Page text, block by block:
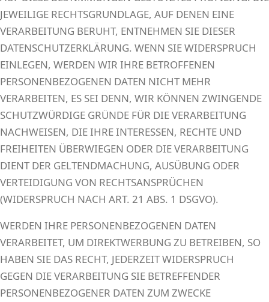
JEWEILIGE RECHTSGRUNDLAGE, AUF DENEN EINE
VERARBEITUNG BERUHT, ENTNEHMEN SIE DIESER
DATENSCHUTZERKLÄRUNG. WENN SIE WIDERSPRUCH
EINLEGEN, WERDEN WIR IHRE BETROFFENEN
PERSONENBEZOGENEN DATEN NICHT MEHR
VERARBEITEN, ES SEI DENN, WIR KÖNNEN ZWINGENDE
SCHUTZWÜRDIGE GRÜNDE FÜR DIE VERARBEITUNG
NACHWEISEN, DIE IHRE INTERESSEN, RECHTE UND
FREIHEITEN ÜBERWIEGEN ODER DIE VERARBEITUNG
DIENT DER GELTENDMACHUNG, AUSÜBUNG ODER
VERTEIDIGUNG VON RECHTSANSPRÜCHEN
(WIDERSPRUCH NACH ART. 21 ABS. 1 DSGVO).
WERDEN IHRE PERSONENBEZOGENEN DATEN
VERARBEITET, UM DIREKTWERBUNG ZU BETREIBEN, SO
HABEN SIE DAS RECHT, JEDERZEIT WIDERSPRUCH
GEGEN DIE VERARBEITUNG SIE BETREFFENDER
PERSONENBEZOGENER DATEN ZUM ZWECKE